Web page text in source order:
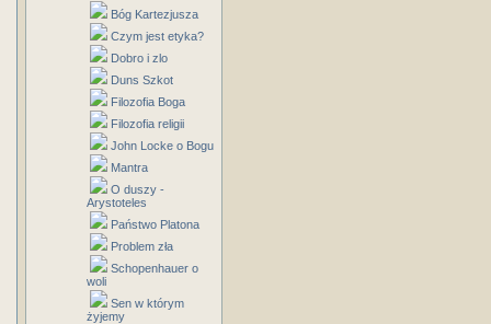
Bóg Kartezjusza
Czym jest etyka?
Dobro i zlo
Duns Szkot
Filozofia Boga
Filozofia religii
John Locke o Bogu
Mantra
O duszy -
Arystoteles
Państwo Platona
Problem zła
Schopenhauer o
woli
Sen w którym
żyjemy